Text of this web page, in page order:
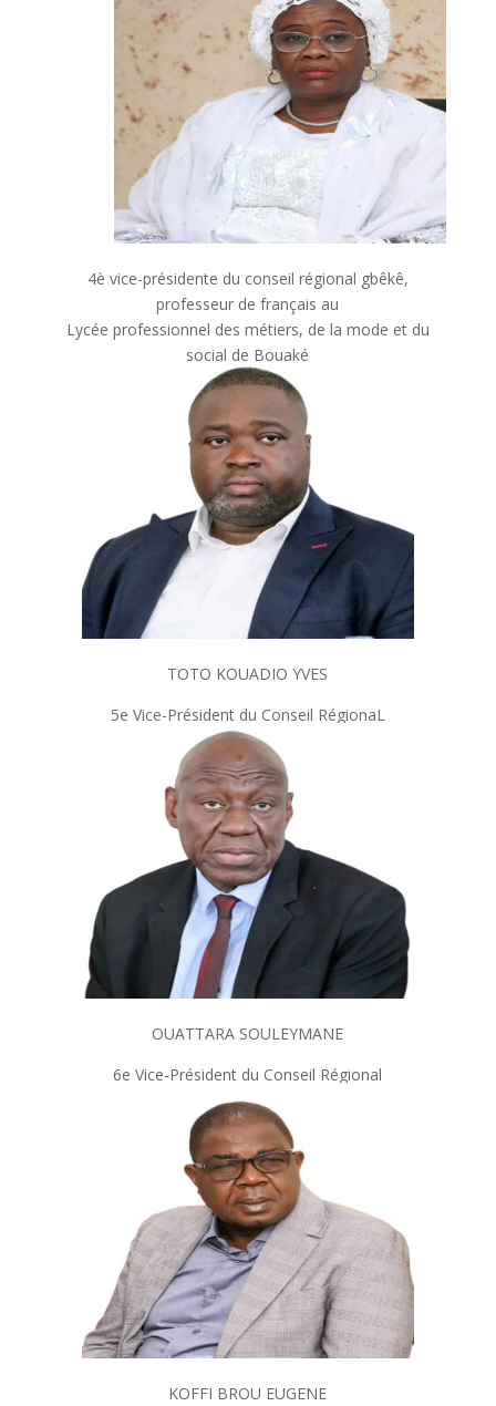
4è vice-présidente du conseil régional gbêkê,
professeur de français au
Lycée professionnel des métiers, de la mode et du
social de Bouaké
TOTO KOUADIO YVES
5e Vice-Président du Conseil RégionaL
OUATTARA SOULEYMANE
6e Vice-Président du Conseil Régional
KOFFI BROU EUGENE